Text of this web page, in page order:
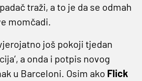
traži, a to je da se odmah
momčadi.
još pokoji tjedan
a onda i potpis novog
u Barceloni. Osim ako Flick